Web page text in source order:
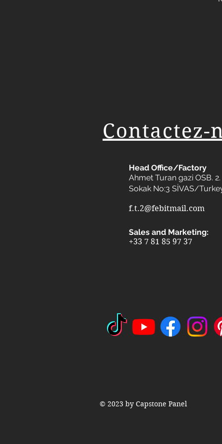
Contactez-
Head Office/Factory
Ahmet Turan gazi OSB. 2.
Sokak No:3 SİVAS/
f.t.2@febitmail.com
Sales and Marketing:
+33 7 81 85 97 37
© 2023 by Capstone Panel